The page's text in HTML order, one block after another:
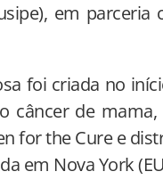
em
foi criada no
câncer de
for the Cure e
em Nova York